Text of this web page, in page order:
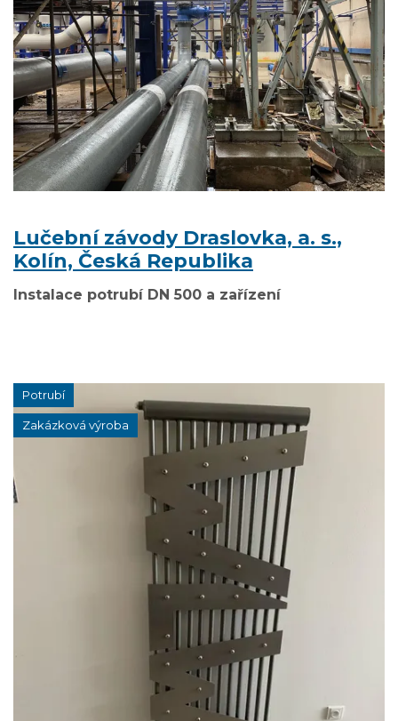
Lučební závody Draslovka, a. s.,
Kolín, Česká Republika
Instalace potrubí DN 500 a zařízení
Potrubí
Zakázková výroba